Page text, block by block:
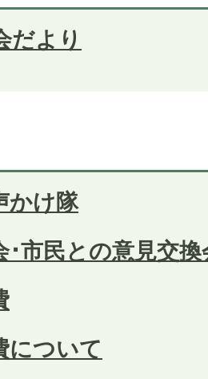
だより
かけ隊
･市民との意見交換
について